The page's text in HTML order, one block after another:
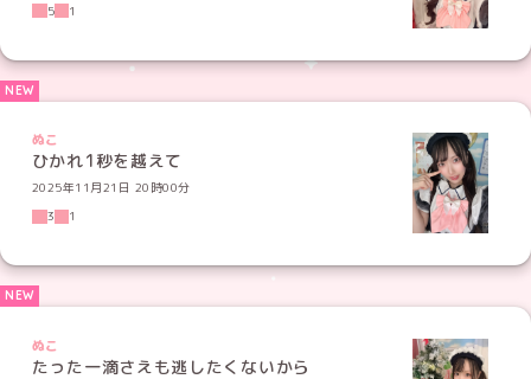
5
1
ぬこ
ひかれ1秒を越えて
2025年11月21日 20時00分
3
1
ぬこ
たった一滴さえも逃したくないから